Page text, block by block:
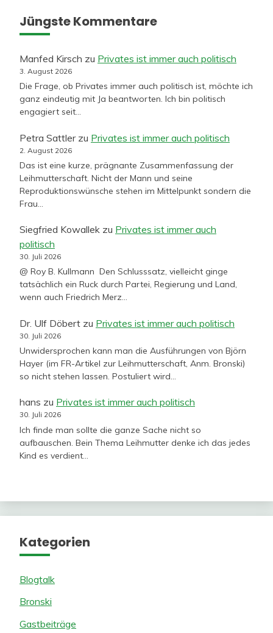
Jüngste Kommentare
Manfed Kirsch zu Privates ist immer auch politisch
3. August 2026
Die Frage, ob Privates immer auch politisch ist, möchte ich
ganz eindeutig mit Ja beantworten. Ich bin politisch
engagiert seit…
Petra Sattlerzu Privates ist immer auch politisch
2. August 2026
Das ist eine kurze, prägnante Zusammenfassung der
Leihmutterschaft. Nicht der Mann und seine
Reproduktionswünsche stehen im Mittelpunkt sondern die
Frau…
Siegfried Kowallek zu Privates ist immer auch
politisch
30. Juli 2026
@ Roy B. Kullmann Den Schlusssatz, vielleicht ginge
tatsächlich ein Ruck durch Partei, Regierung und Land,
wenn auch Friedrich Merz…
Dr. Ulf Döbert zu Privates ist immer auch politisch
30. Juli 2026
Unwidersprochen kann man die Ausführungen von Björn
Hayer (im FR-Artikel zur Leihmutterschaft, Anm. Bronski)
so nicht stehen lassen. Postuliert wird…
hans zu Privates ist immer auch politisch
30. Juli 2026
Ich finde man sollte die ganze Sache nicht so
aufbauschen. Bein Thema Leihmutter denke ich das jedes
Kind es verdient…
Kategorien
Blogtalk
Bronski
Gastbeiträge